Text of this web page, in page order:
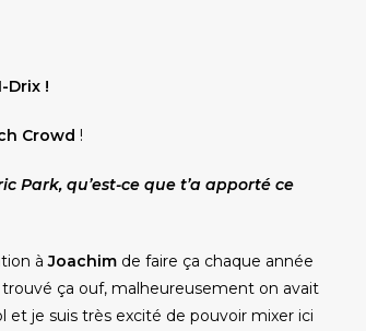
Drix !
Crowd !
Park, qu’est-ce que t’a apporté ce
àJoachim de faire ça chaque année
trouvé ça ouf, malheureusement on avait
et je suis très excité de pouvoir mixer ici